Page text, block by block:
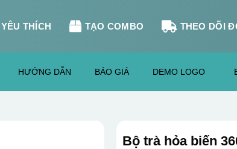
YÊU THÍCH TẠO COMBO THEO DÕI
HƯỚNG DẪN BÁO GIÁ DEMO LOGO
Bộ trà hỏa biến